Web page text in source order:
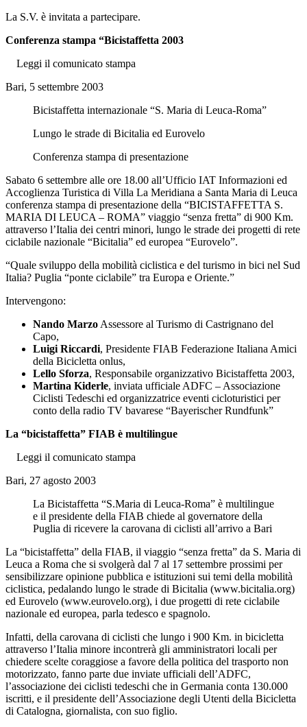
La S.V. è invitata a partecipare.
Conferenza stampa “Bicistaffetta 2003
Leggi il comunicato stampa
Bari, 5 settembre 2003
Bicistaffetta internazionale “S. Maria di Leuca-Roma”
Lungo le strade di Bicitalia ed Eurovelo
Conferenza stampa di presentazione
Sabato 6 settembre alle ore 18.00 all’Ufficio IAT Informazioni ed
Accoglienza Turistica di Villa La Meridiana a Santa Maria di Leuca
conferenza stampa di presentazione della “BICISTAFFETTA S.
MARIA DI LEUCA – ROMA” viaggio “senza fretta” di 900 Km.
attraverso l’Italia dei centri minori, lungo le strade dei progetti di rete
ciclabile nazionale “Bicitalia” ed europea “Eurovelo”.
“Quale sviluppo della mobilità ciclistica e del turismo in bici nel Sud
Italia? Puglia “ponte ciclabile” tra Europa e Oriente.”
Intervengono:
Nando Marzo Assessore al Turismo di Castrignano del
Capo,
Luigi Riccardi, Presidente FIAB Federazione Italiana Amici
della Bicicletta onlus,
Lello Sforza, Responsabile organizzativo Bicistaffetta 2003,
Martina Kiderle, inviata ufficiale ADFC – Associazione
Ciclisti Tedeschi ed organizzatrice eventi cicloturistici per
conto della radio TV bavarese “Bayerischer Rundfunk”
La “bicistaffetta” FIAB è multilingue
Leggi il comunicato stampa
Bari, 27 agosto 2003
La Bicistaffetta “S.Maria di Leuca-Roma” è multilingue
e il presidente della FIAB chiede al governatore della
Puglia di ricevere la carovana di ciclisti all’arrivo a Bari
La “bicistaffetta” della FIAB, il viaggio “senza fretta” da S. Maria di
Leuca a Roma che si svolgerà dal 7 al 17 settembre prossimi per
sensibilizzare opinione pubblica e istituzioni sui temi della mobilità
ciclistica, pedalando lungo le strade di Bicitalia (www.bicitalia.org)
ed Eurovelo (www.eurovelo.org), i due progetti di rete ciclabile
nazionale ed europea, parla tedesco e spagnolo.
Infatti, della carovana di ciclisti che lungo i 900 Km. in bicicletta
attraverso l’Italia minore incontrerà gli amministratori locali per
chiedere scelte coraggiose a favore della politica del trasporto non
motorizzato, fanno parte due inviate ufficiali dell’ADFC,
l’associazione dei ciclisti tedeschi che in Germania conta 130.000
iscritti, e il presidente dell’Associazione degli Utenti della Bicicletta
di Catalogna, giornalista, con suo figlio.